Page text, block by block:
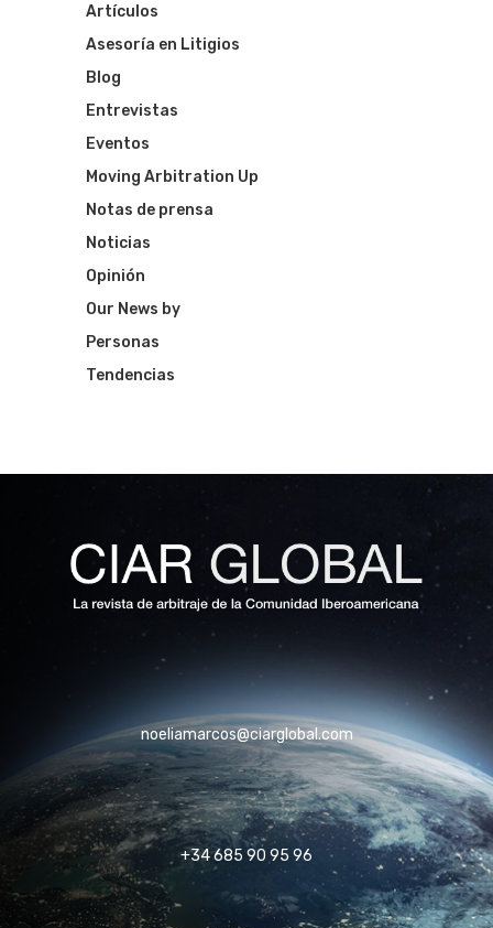
Artículos
Asesoría en Litigios
Blog
Entrevistas
Eventos
Moving Arbitration Up
Notas de prensa
Noticias
Opinión
Our News by
Personas
Tendencias
noeliamarcos@ciarglobal.com
+34 685 90 95 96